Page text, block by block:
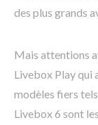
des plus grands
Mais attentions
Livebox Play qui
modèles fiers
Livebox 6 sont